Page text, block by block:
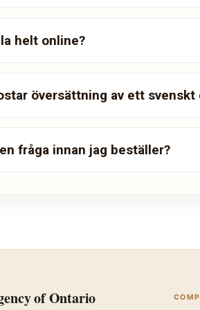
helt online?
översättning av ett svenskt
fråga innan jag beställer?
of Ontario